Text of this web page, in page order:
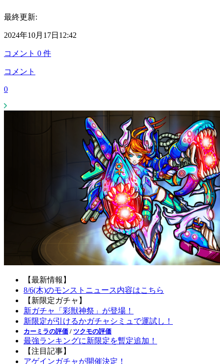
最終更新:
2024年10月17日12:42
コメント 0 件
コメント
0
【最新情報】
8/6(木)のモンストニュース内容はこちら
【新限定ガチャ】
新ガチャ「彩獣神祭」が登場！
新限定が引けるかガチャシミュで運試し！
カーミラの評価 / ツクモの評価
最強ランキングに新限定を暫定追加！
【注目記事】
アゲインガチャが開催決定！